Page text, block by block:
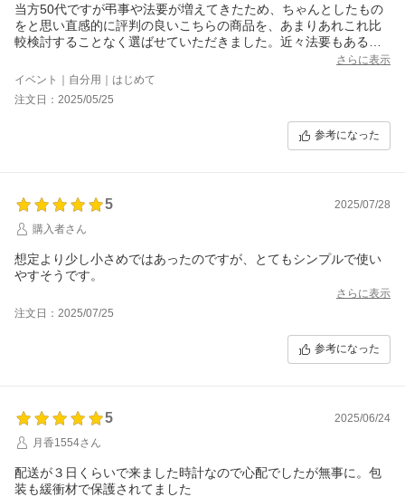
当方50代ですが弔事や法要が増えてきたため、ちゃんとしたもの
をと思い直感的に評判の良いこちらの商品を、あまりあれこれ比
較検討することなく選ばせていただきました。近々法要もあるし
と思っていたら、それより先に弔問に伺う機会もあり、早速重宝
しました。商品仕様欄の、文字盤の種類：3針となっていますが、
実際には秒針はないので2針です（なのでマイナス1）実物を見て
少々驚いたものの、実際使用してみると思ったほど気にならず、
軽くて上質であることの満足度の方が大きかったです。
さらに表示
イベント｜自分用｜はじめて
注文日：2025/05/25
参考になった
5
2025/07/28
購入者さん
想定より少し小さめではあったのですが、とてもシンプルで使い
やすそうです。
さらに表示
注文日：2025/07/25
参考になった
5
2025/06/24
月香1554さん
配送が３日くらいで来ました時計なので心配でしたが無事に。包
装も緩衝材で保護されてました